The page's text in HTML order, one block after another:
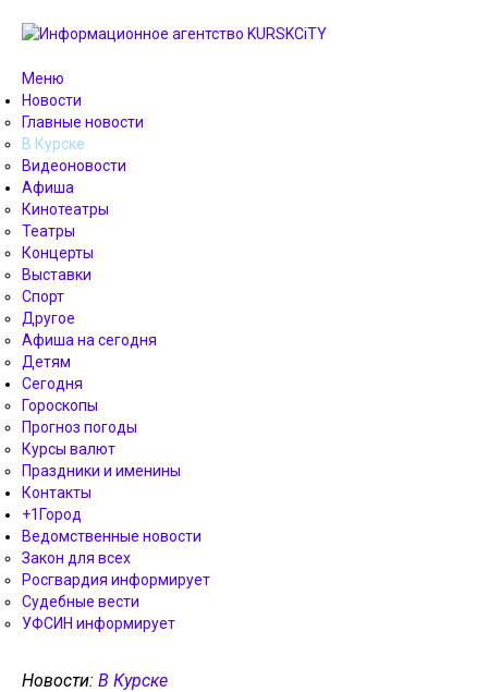
Меню
Новости
Главные новости
В Курске
Видеоновости
Афиша
Кинотеатры
Театры
Концерты
Выставки
Спорт
Другое
Афиша на сегодня
Детям
Сегодня
Гороскопы
Прогноз погоды
Курсы валют
Праздники и именины
Контакты
+1Город
Ведомственные новости
Закон для всех
Росгвардия информирует
Судебные вести
УФСИН информирует
Новости: В Курске